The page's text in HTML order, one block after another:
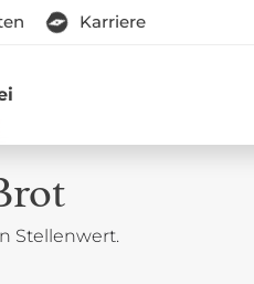
Karriere
Stellenwert.